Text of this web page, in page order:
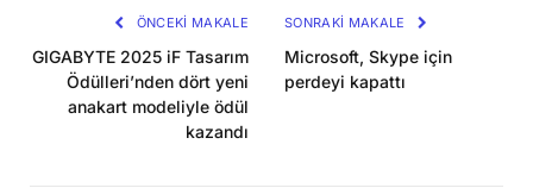
ÖNCEKI MAKALE
GIGABYTE 2025 iF Tasarım
Ödülleri’nden dört yeni
anakart modeliyle ödül
kazandı
SONRAKI MAKALE
Microsoft, Skype için
perdeyi kapattı